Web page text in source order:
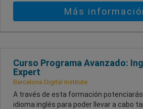
Más
Curso Programa Avanzado:
Expert
Barcelona Digital Institute
A través de esta formación potenciarás
idioma inglés para poder llevar a cabo